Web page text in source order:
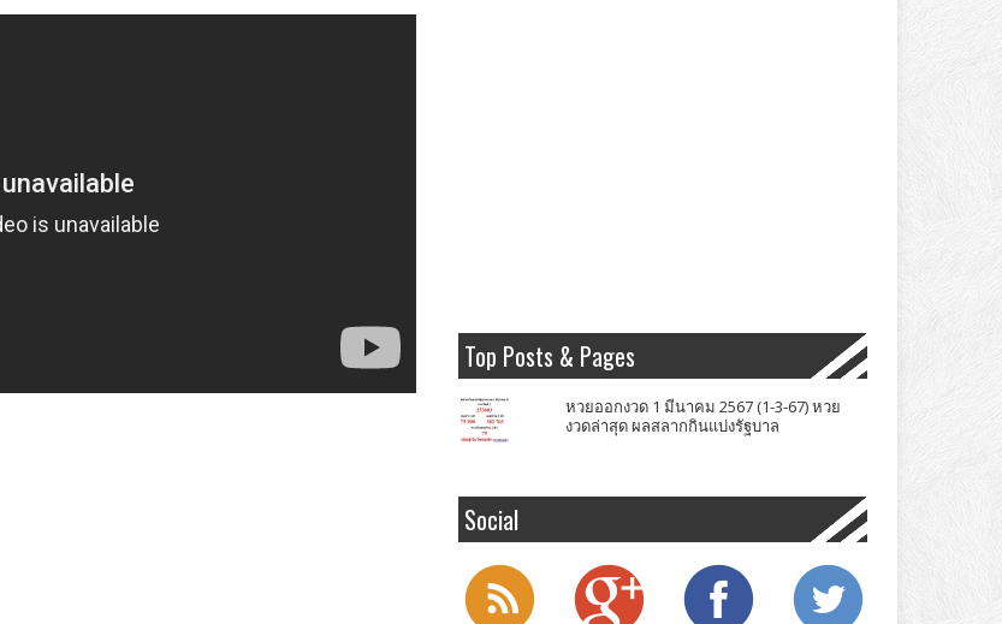
Top Posts & Pages
หวยออกงวด 1 มีนาคม 2567 (1-3-67) หวย
งวดล่าสุด ผลสลากกินแบ่งรัฐบาล
Social